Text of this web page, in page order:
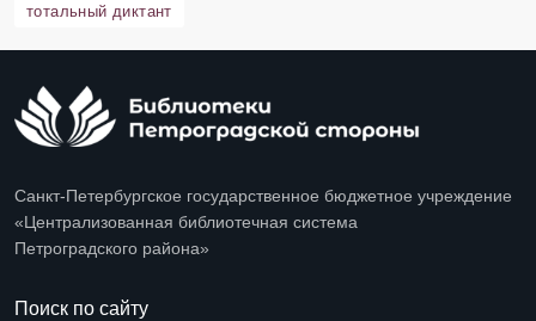
тотальный диктант
Санкт-Петербургское государственное бюджетное учреждение
«Централизованная библиотечная система
Петроградского района»
Поиск по сайту